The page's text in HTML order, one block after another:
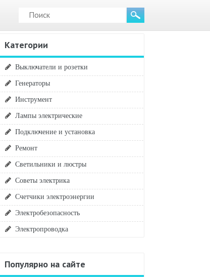
Категории
Выключатели и розетки
Генераторы
Инструмент
Лампы электрические
Подключение и установка
Ремонт
Светильники и люстры
Советы электрика
Счетчики электроэнергии
Электробезопасность
Электропроводка
Популярно на сайте